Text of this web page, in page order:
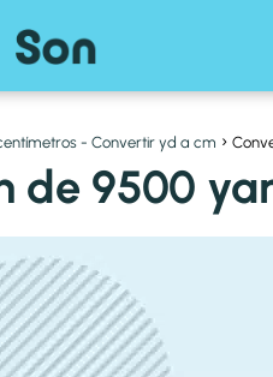
- Convertir yd a cm
de 9500